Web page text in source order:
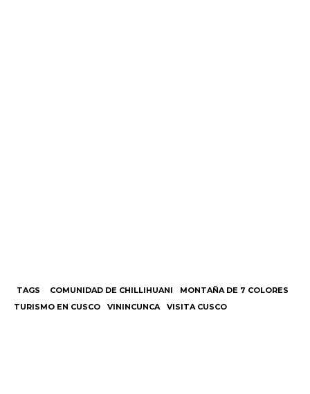
TAGS COMUNIDAD DE CHILLIHUANI
MONTAÑA DE 7 COLORES
TURISMO EN CUSCO
VININCUNCA VISITA CUSCO